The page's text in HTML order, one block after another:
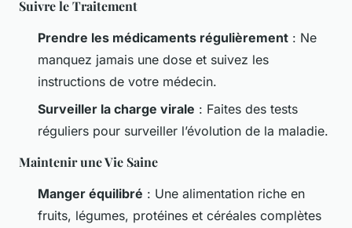
Suivre le Traitement
Prendre les médicaments régulièrement : Ne
manquez jamais une dose et suivez les
instructions de votre médecin.
Surveiller la charge virale : Faites des tests
réguliers pour surveiller l’évolution de la maladie.
Maintenir une Vie Saine
Manger équilibré : Une alimentation riche en
fruits, légumes, protéines et céréales complètes